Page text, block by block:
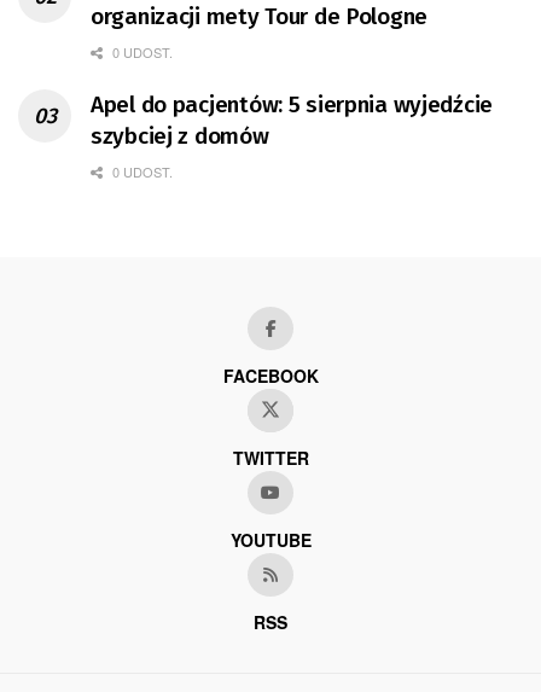
organizacji mety Tour de Pologne
0 UDOST.
Apel do pacjentów: 5 sierpnia wyjedźcie
szybciej z domów
0 UDOST.
FACEBOOK
TWITTER
YOUTUBE
RSS